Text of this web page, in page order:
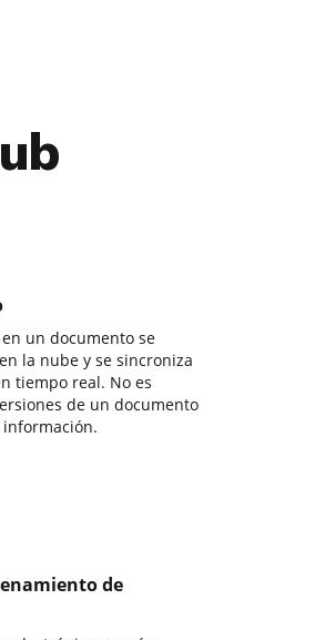
un documento se
la nube y se sincroniza
tiempo real. No es
de un documento
de